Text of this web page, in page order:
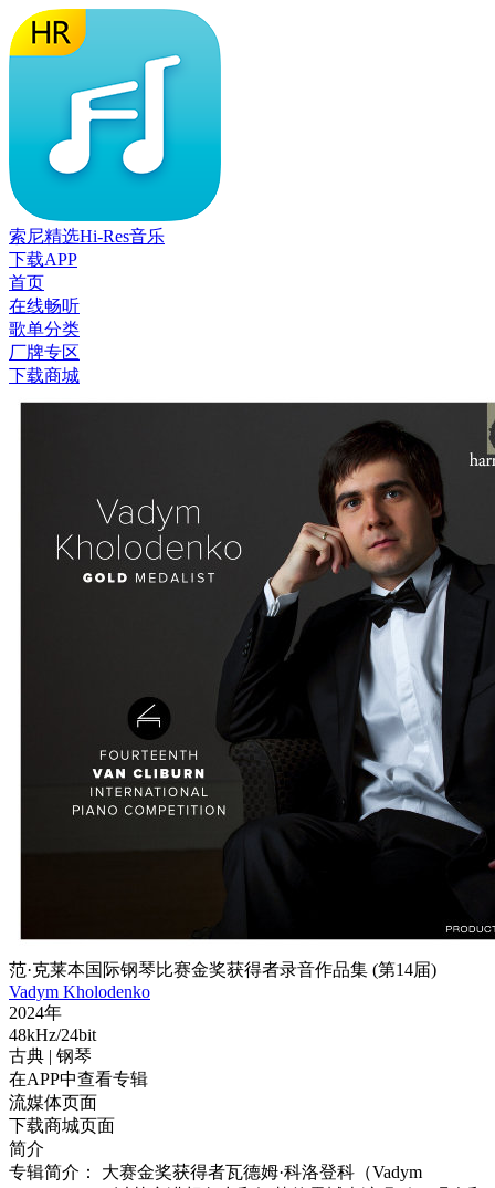
索尼精选Hi-Res音乐
下载APP
首页
在线畅听
歌单分类
厂牌专区
下载商城
范·克莱本国际钢琴比赛金奖获得者录音作品集 (第14届)
Vadym Kholodenko
2024年
48kHz/24bit
古典 | 钢琴
在APP中查看专辑
流媒体页面
下载商城页面
简介
专辑简介： 大赛金奖获得者瓦德姆·科洛登科（Vadym